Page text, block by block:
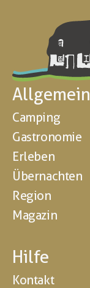
Allgemein
Camping
Gastronomie
Erleben
Übernachten
Region
Magazin
Hilfe
Kontakt